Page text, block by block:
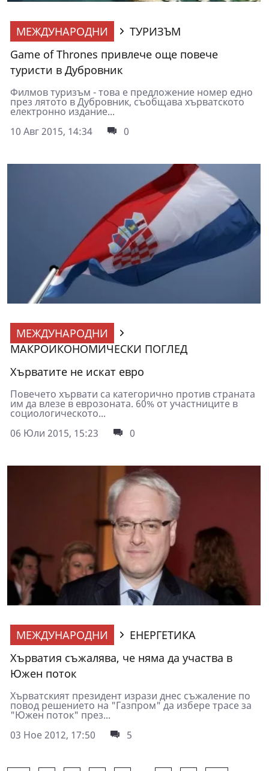
МЕЖДУНАРОДНИ
ТУРИЗЪМ
Game of Thrones привлече още повече
туристи в Дубровник
Филмов туризъм - това е предложение номер едно
през лятото в Дубровник, съобщава хърватското
електронно издание...
10 Авг 2015, 14:34
0
МЕЖДУНАРОДНИ
МАКРОИКОНОМИЧЕСКИ ПОГЛЕД
Хърватите не искат евро
Повечето хървати са категорично против страната
им да влезе в еврозоната. 60% от участниците в
социологическото...
06 Юли 2015, 15:23
0
МЕЖДУНАРОДНИ
ЕНЕРГЕТИКА
Хърватия съжалява, че няма да участва в
Южен поток
Хърватският президент изрази днес съжаление по
повод решението на "Газпром" да избере трасе за
"Южен поток" през...
03 Ное 2012, 17:50
5